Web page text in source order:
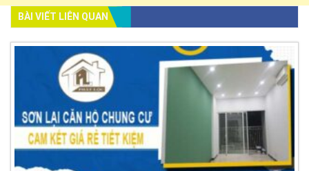
BÀI VIẾT LIÊN QUAN